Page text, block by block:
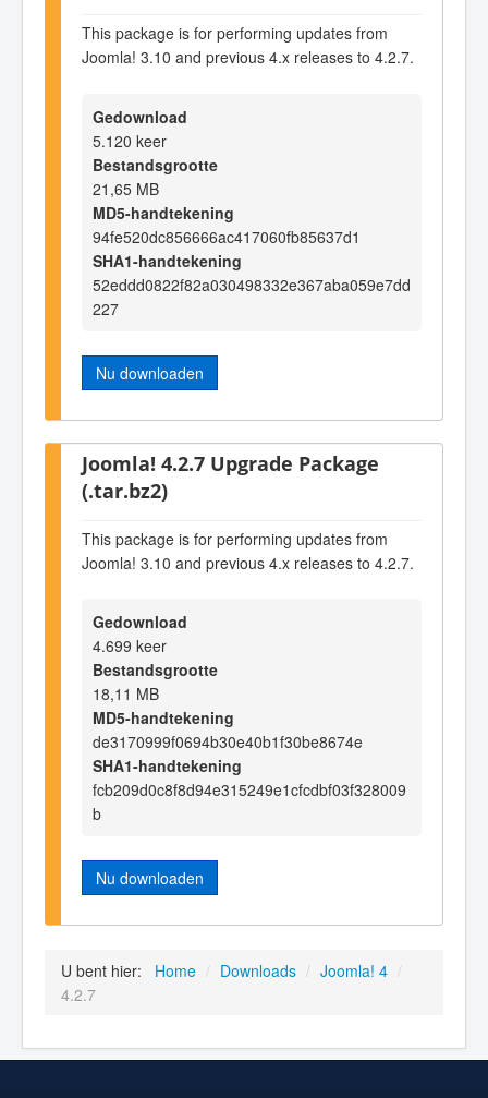
This package is for performing updates from
Joomla! 3.10 and previous 4.x releases to 4.2.7.
Gedownload
5.120 keer
Bestandsgrootte
21,65 MB
MD5-handtekening
94fe520dc856666ac417060fb85637d1
SHA1-handtekening
52eddd0822f82a030498332e367aba059e7dd
227
Nu downloaden
Joomla! 4.2.7 Upgrade Package
(.tar.bz2)
This package is for performing updates from
Joomla! 3.10 and previous 4.x releases to 4.2.7.
Gedownload
4.699 keer
Bestandsgrootte
18,11 MB
MD5-handtekening
de3170999f0694b30e40b1f30be8674e
SHA1-handtekening
fcb209d0c8f8d94e315249e1cfcdbf03f328009
b
Nu downloaden
U bent hier: Home / Downloads / Joomla! 4 /
4.2.7